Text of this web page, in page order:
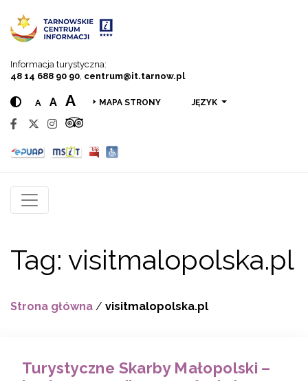
Informacja turystyczna:
48 14 688 90 90 centrum@it.tarnow.pl
A A A MAPA STRONY JĘZYK
Tag: visitmalopolska.pl
Strona główna / visitmalopolska.pl
Turystyczne Skarby Małopolski –